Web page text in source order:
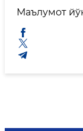
Маълумот